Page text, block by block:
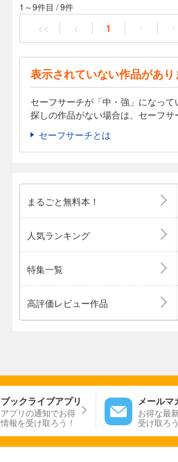
ボルン案内 たとえ
小社刊）『家がお
生。』（筑摩書房
社）。自費出版作
『sketch 1』『
が猫にとっていい
放っておけない」
けます。 ごく自然
との交流が、今、
家である著者が、
成した、猫をめぐる命の物語です。 先
「Sippo」）は、
注目の一冊。多く
パイ インターナシ
1～9件目 /9件
<< < 1 ・ ・
表示されていない作品があり
セーフサーチが「中・強」になっ
探しの作品がない場合は、セーフサ
セーフサーチとは
まるごと無料本！
人気ランキング
特集一覧
高評価レビュー作品
ブックライブアプリ
アプリの通知でお得
情報を受け取ろう！
メールマ
お得な最
受け取ろ